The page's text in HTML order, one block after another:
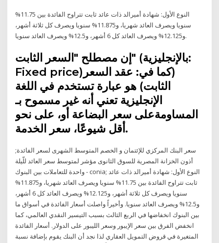
النوع الأول: شهادة أميرالد ذات عائد ثابت تتراوح الفائدة بين 11.75%
سنويا ويصرف العائد شهريا، و11.875% سنويا ويصرف كل ثلاثة أشهر،
و12.125% ويصرف العائد كل 6 أشهر، و12.5% ويصرف العائد سنويا.
إن مصطلح "السعر الثابت" (بالإنجليزية:
Fixed price)‏ (كما في: عقد السعر
الثابت) هو عبارة تستخدم في اللغة
الإنجليزية تعني أنه غير مسموح بـ
المساومةعلى سعر البضاعة أو، على نحو
أقل شيوعًا، سعر الخدمة.
سعر البنك المركزي للإئتمان و الخصم المتوسط الشهرى لسعر الفائدة;
أذون الخزانة المصرية للسوق الثانوى مؤشر لمتوسط سعر العائد للّيلة
واحدة للتعاملات بين البنوك - conia; النوع الأول: شهادة أميرالد ذات عائد
ثابت تتراوح الفائدة بين 11.75% سنويا ويصرف العائد شهريا، و11.875%
سنويا ويصرف كل ثلاثة أشهر، و12.125% ويصرف العائد كل 6 أشهر،
و12.5% ويصرف العائد سنويا. وأخيراً واصلت أسعار الفائدة في أسواق ما
بين البنوك انخفاضها في الربع الثالث بسبب التيسير النقدي العالمي، كما
انخفض الفرق بين سعر الإيبور وسعر الليبور على الدولار. أسعار الفائدة
المتغيرة في قروض التمويل العقاري لذا نجد أن البنك يقوم بإضافة نسبة